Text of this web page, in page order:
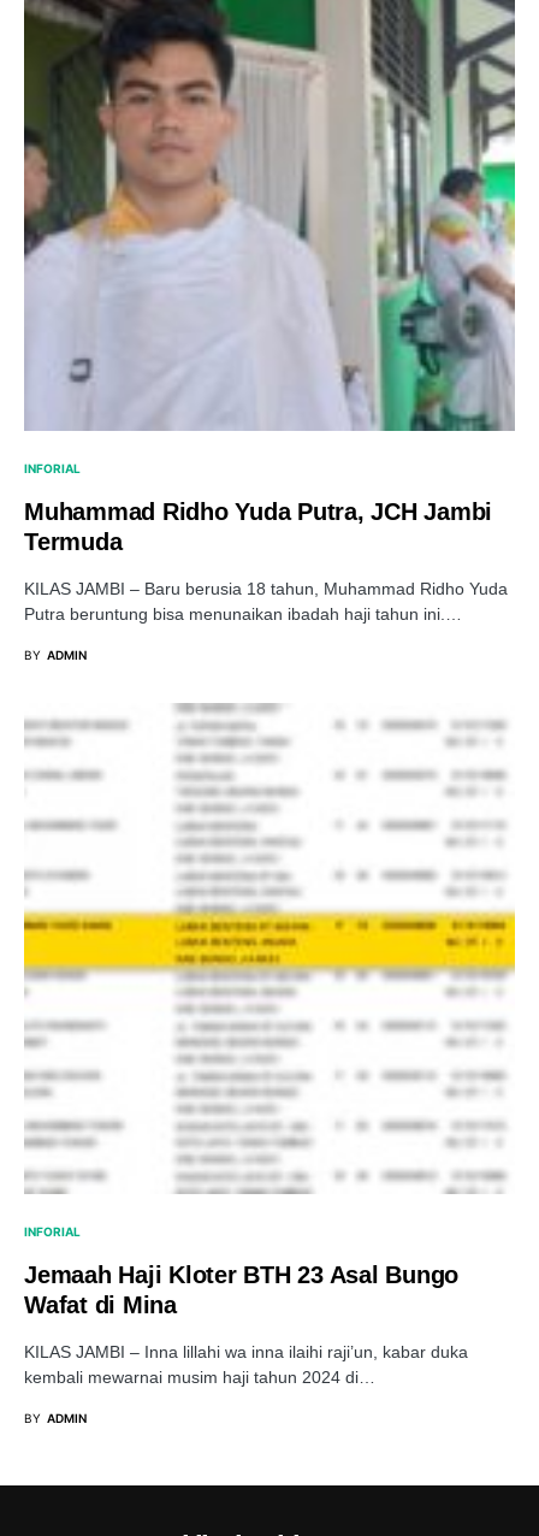
INFORIAL
Muhammad Ridho Yuda Putra, JCH Jambi
Termuda
KILAS JAMBI – Baru berusia 18 tahun, Muhammad Ridho Yuda
Putra beruntung bisa menunaikan ibadah haji tahun ini.…
BY ADMIN
INFORIAL
Jemaah Haji Kloter BTH 23 Asal Bungo
Wafat di Mina
KILAS JAMBI – Inna lillahi wa inna ilaihi raji’un, kabar duka
kembali mewarnai musim haji tahun 2024 di…
BY ADMIN